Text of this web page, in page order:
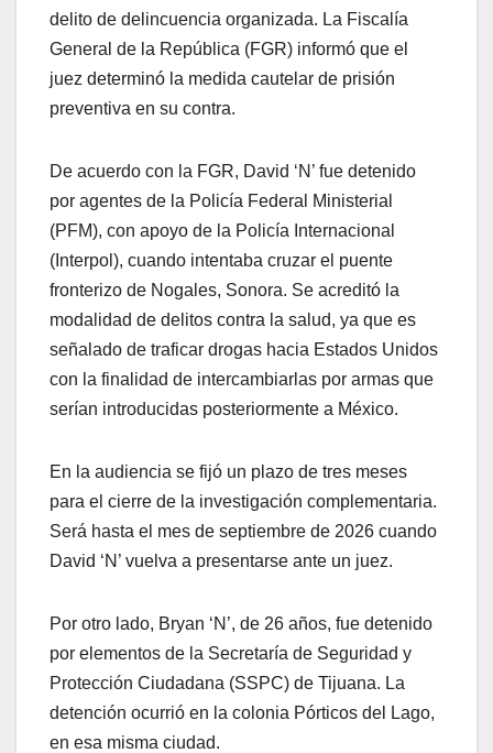
delito de delincuencia organizada. La Fiscalía
General de la República (FGR) informó que el
juez determinó la medida cautelar de prisión
preventiva en su contra.
De acuerdo con la FGR, David ‘N’ fue detenido
por agentes de la Policía Federal Ministerial
(PFM), con apoyo de la Policía Internacional
(Interpol), cuando intentaba cruzar el puente
fronterizo de Nogales, Sonora. Se acreditó la
modalidad de delitos contra la salud, ya que es
señalado de traficar drogas hacia Estados Unidos
con la finalidad de intercambiarlas por armas que
serían introducidas posteriormente a México.
En la audiencia se fijó un plazo de tres meses
para el cierre de la investigación complementaria.
Será hasta el mes de septiembre de 2026 cuando
David ‘N’ vuelva a presentarse ante un juez.
Por otro lado, Bryan ‘N’, de 26 años, fue detenido
por elementos de la Secretaría de Seguridad y
Protección Ciudadana (SSPC) de Tijuana. La
detención ocurrió en la colonia Pórticos del Lago,
en esa misma ciudad.